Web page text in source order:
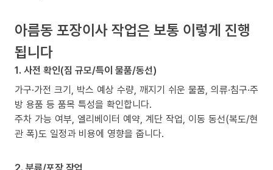
아름동 포장이사 작업은 보통 이렇게 진행
됩니다
1. 사전 확인(짐 규모/특이 물품/동선)
가구·가전 크기, 박스 예상 수량, 깨지기 쉬운 물품, 의류·침구·주
방 용품 등 품목 특성을 확인합니다.
주차 가능 여부, 엘리베이터 예약, 계단 작업, 이동 동선(복도/현
관 폭)도 일정과 비용에 영향을 줍니다.